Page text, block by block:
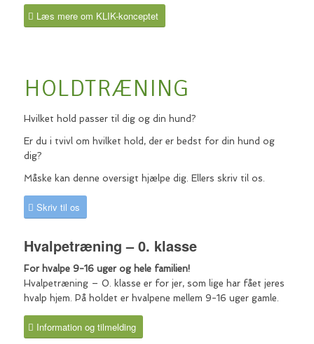
Læs mere om KLIK-konceptet
HOLDTRÆNING
Hvilket hold passer til dig og din hund?
Er du i tvivl om hvilket hold, der er bedst for din hund og
dig?
Måske kan denne oversigt hjælpe dig. Ellers skriv til os.
Skriv til os
Hvalpetræning – 0. klasse
For hvalpe 9-16 uger og hele familien!
Hvalpetræning – 0. klasse er for jer, som lige har fået jeres
hvalp hjem. På holdet er hvalpene mellem 9-16 uger gamle.
Information og tilmelding